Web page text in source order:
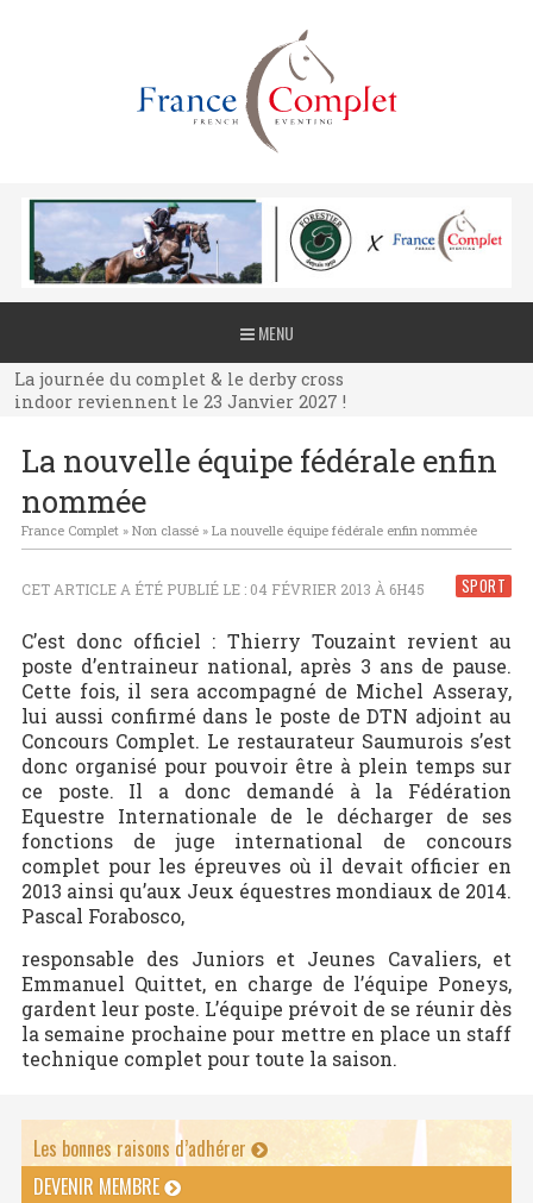
MENU
La journée du complet & le derby cross
indoor reviennent le 23 Janvier 2027 !
La journée du complet & le derby cross
indoor reviennent le 23 Janvier 2027 !
indoor reviennent le 23 Janvier 2027 !
La nouvelle équipe fédérale enfin
nommée
France Complet» Non classé» La nouvelle équipe fédérale enfin nommée
SPORT
CET ARTICLE A ÉTÉ PUBLIÉ LE : 04 FÉVRIER 2013 À 6H45
C’est donc officiel : Thierry Touzaint revient au
poste d’entraineur national, après 3 ans de pause.
Cette fois, il sera accompagné de Michel Asseray,
lui aussi confirmé dans le poste de DTN adjoint au
Concours Complet. Le restaurateur Saumurois s’est
donc organisé pour pouvoir être à plein temps sur
ce poste. Il a donc demandé à la Fédération
Equestre Internationale de le décharger de ses
fonctions de juge international de concours
complet pour les épreuves où il devait officier en
2013 ainsi qu’aux Jeux équestres mondiaux de 2014.
Pascal Forabosco,
responsable des Juniors et Jeunes Cavaliers, et
Emmanuel Quittet, en charge de l’équipe Poneys,
gardent leur poste. L’équipe prévoit de se réunir dès
la semaine prochaine pour mettre en place un staff
technique complet pour toute la saison.
Les bonnes raisons d’adhérer
DEVENIR MEMBRE